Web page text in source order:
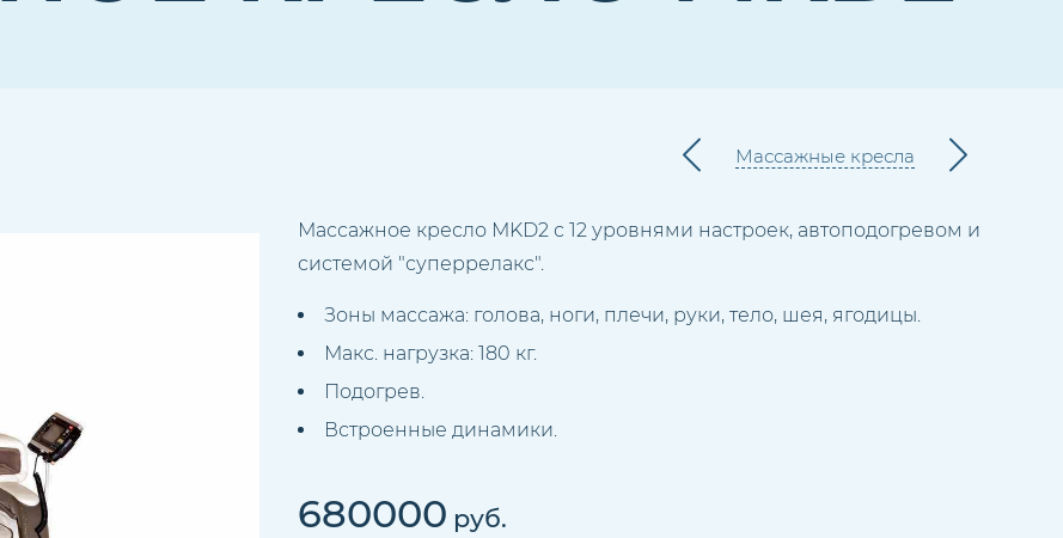
Массажные кресла
Массажное кресло МKD2 с 12 уровнями настроек, автоподогревом и
системой "суперрелакс".
Зоны массажа: голова, ноги, плечи, руки, тело, шея, ягодицы.
Макс. нагрузка: 180 кг.
Подогрев.
Встроенные динамики.
680000 руб.